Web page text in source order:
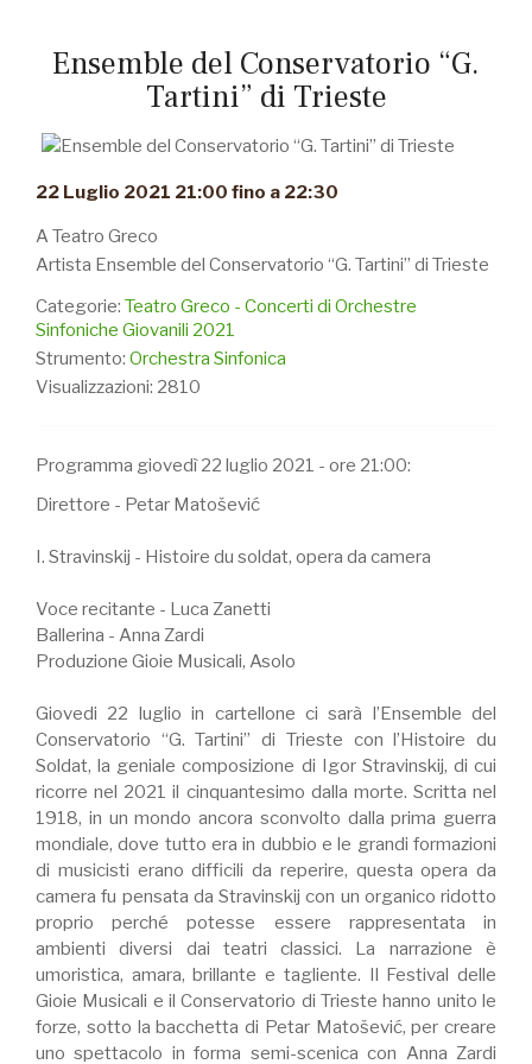
Ensemble del Conservatorio “G.
Tartini” di Trieste
22 Luglio 2021 21:00 fino a 22:30
A Teatro Greco
Artista Ensemble del Conservatorio “G. Tartini” di Trieste
Categorie: Teatro Greco - Concerti di Orchestre
Sinfoniche Giovanili 2021
Strumento: Orchestra Sinfonica
Visualizzazioni: 2810
Programma giovedì 22 luglio 2021 - ore 21:00:
Direttore - Petar Matošević
I. Stravinskij - Histoire du soldat, opera da camera
Voce recitante - Luca Zanetti
Ballerina - Anna Zardi
Produzione Gioie Musicali, Asolo
Giovedi 22 luglio in cartellone ci sarà l’Ensemble del
Conservatorio “G. Tartini” di Trieste con l’Histoire du
Soldat, la geniale composizione di Igor Stravinskij, di cui
ricorre nel 2021 il cinquantesimo dalla morte. Scritta nel
1918, in un mondo ancora sconvolto dalla prima guerra
mondiale, dove tutto era in dubbio e le grandi formazioni
di musicisti erano difficili da reperire, questa opera da
camera fu pensata da Stravinskij con un organico ridotto
proprio perché potesse essere rappresentata in
ambienti diversi dai teatri classici. La narrazione è
umoristica, amara, brillante e tagliente. Il Festival delle
Gioie Musicali e il Conservatorio di Trieste hanno unito le
forze, sotto la bacchetta di Petar Matošević, per creare
uno spettacolo in forma semi-scenica con Anna Zardi